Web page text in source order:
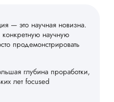
— это научная новизна.
научную
продемонстрировать
глубина проработки,
лет focused